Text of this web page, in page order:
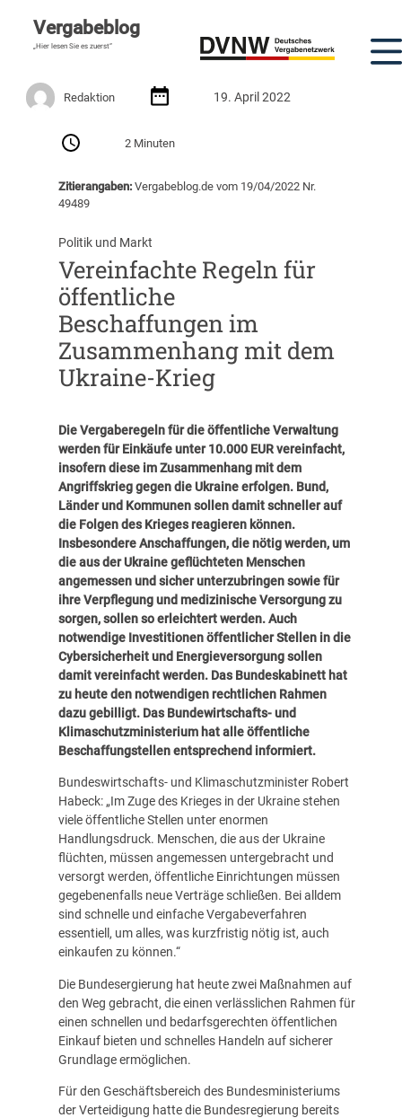
Vergabeblog
„Hier lesen Sie es zuerst“
Redaktion 19. April 2022
2 Minuten
Zitierangaben:Vergabeblog.de vom 19/04/2022 Nr.
49489
Politik und Markt
Vereinfachte Regeln für
öffentliche
Beschaffungen im
Zusammenhang mit dem
Ukraine-Krieg
Die Vergaberegeln für die öffentliche Verwaltung
werden für Einkäufe unter 10.000 EUR vereinfacht,
insofern diese im Zusammenhang mit dem
Angriffskrieg gegen die Ukraine erfolgen. Bund,
Länder und Kommunen sollen damit schneller auf
die Folgen des Krieges reagieren können.
Insbesondere Anschaffungen, die nötig werden, um
die aus der Ukraine geflüchteten Menschen
angemessen und sicher unterzubringen sowie für
ihre Verpflegung und medizinische Versorgung zu
sorgen, sollen so erleichtert werden. Auch
notwendige Investitionen öffentlicher Stellen in die
Cybersicherheit und Energieversorgung sollen
damit vereinfacht werden. Das Bundeskabinett hat
zu heute den notwendigen rechtlichen Rahmen
dazu gebilligt. Das Bundewirtschafts- und
Klimaschutzministerium hat alle öffentliche
Beschaffungstellen entsprechend informiert.
Bundeswirtschafts- und Klimaschutzminister Robert
Habeck: „Im Zuge des Krieges in der Ukraine stehen
viele öffentliche Stellen unter enormen
Handlungsdruck. Menschen, die aus der Ukraine
flüchten, müssen angemessen untergebracht und
versorgt werden, öffentliche Einrichtungen müssen
gegebenenfalls neue Verträge schließen. Bei alldem
sind schnelle und einfache Vergabeverfahren
essentiell, um alles, was kurzfristig nötig ist, auch
einkaufen zu können.“
Die Bundesergierung hat heute zwei Maßnahmen auf
den Weg gebracht, die einen verlässlichen Rahmen für
einen schnellen und bedarfsgerechten öffentlichen
Einkauf bieten und schnelles Handeln auf sicherer
Grundlage ermöglichen.
Für den Geschäftsbereich des Bundesministeriums
der Verteidigung hatte die Bundesregierung bereits